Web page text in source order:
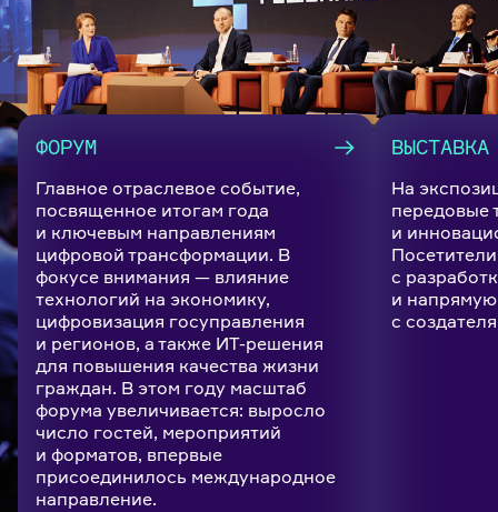
ФОРУМ
Главное отраслевое событие,
посвященное итогам года
и ключевым направлениям
цифровой трансформации. В
фокусе внимания — влияние
технологий на экономику,
цифровизация госуправления
и регионов, а также ИТ-решения
для повышения качества жизни
граждан. В этом году масштаб
форума увеличивается: выросло
число гостей, мероприятий
и форматов, впервые
присоединилось международное
направление.
ВЫСТАВКА
На
передовые
и
с
и
с